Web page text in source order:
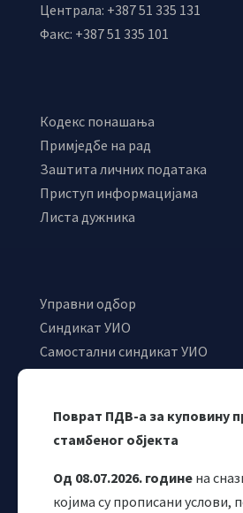
Поврат ПДВ-а за куповину
стамбеног објекта
Од 08.07.2026. године на
којима су прописани услови,
Централа: +387 51 335 131
Факс: +387 51 335 101
Кодекс понашања
Примједбе на рад
Заштита личних података
Приступ информацијама
Листа дужника
Управни одбор
Синдикат УИО
Самостални синдикат УИО
Webmail